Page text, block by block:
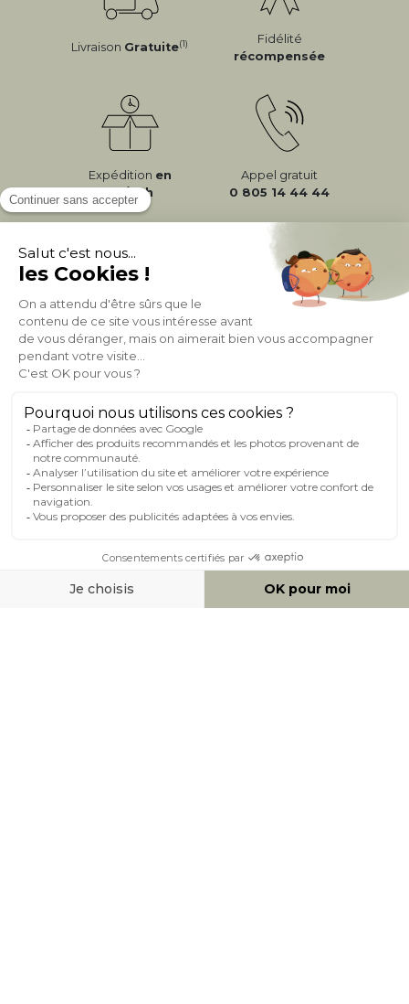
Livraison Gratuite(1)
Fidélité
récompensée
Expédition en
24/72h
Appel gratuit
0 805 14 44 44
À PROPOS DE MILIBOO
AIDE & CONTACT